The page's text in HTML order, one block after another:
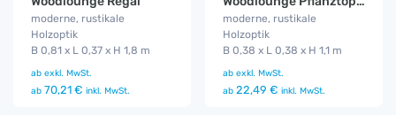
moderne, rustikale
Holzoptik
B 0,81 x L 0,37 x H 1,8 m
ab exkl. MwSt.
ab 70,21 € inkl. MwSt.
moderne, rustikale
Holzoptik
B 0,38 x L 0,38 x H 1,1 m
ab exkl. MwSt.
ab 22,49 € inkl. MwSt.